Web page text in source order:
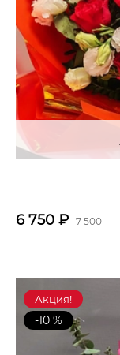
6 750 ₽ 7 500
Акция!
-10 %